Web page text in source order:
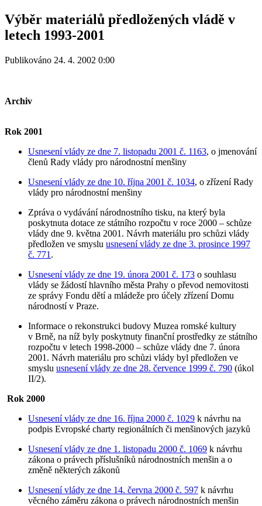
Výběr materiálů předložených vládě v
letech 1993-2001
Publikováno 24. 4. 2002 0:00
Archiv
Rok 2001
Usnesení vlády ze dne 7. listopadu 2001 č. 1163, o jmenování
členů Rady vlády pro národnostní menšiny
Usnesení vlády ze dne 10. října 2001 č. 1034, o zřízení Rady
vlády pro národnostní menšiny
Zpráva o vydávání národnostního tisku, na který byla
poskytnuta dotace ze státního rozpočtu v roce 2000 – schůze
vlády dne 9. května 2001. Návrh materiálu pro schůzi vlády
předložen ve smyslu usnesení vlády ze dne 3. prosince 1997
č. 771 .
Usnesení vlády ze dne 19. února 2001 č. 173 o souhlasu
vlády se žádostí hlavního města Prahy o převod nemovitosti
ze správy Fondu dětí a mládeže pro účely zřízení Domu
národností v Praze.
Informace o rekonstrukci budovy Muzea romské kultury
v Brně, na níž byly poskytnuty finanční prostředky ze státního
rozpočtu v letech 1998-2000 – schůze vlády dne 7. února
2001. Návrh materiálu pro schůzi vlády byl předložen ve
smyslu usnesení vlády ze dne 28. července 1999 č. 790 (úkol
II/2).
Rok 2000
Usnesení vlády ze dne 16. října 2000 č. 1029 k návrhu na
podpis Evropské charty regionálních či menšinových jazyků
Usnesení vlády ze dne 1. listopadu 2000 č. 1069 k návrhu
zákona o právech příslušníků národnostních menšin a o
změně některých zákonů
Usnesení vlády ze dne 14. června 2000 č. 597 k návrhu
věcného záměru zákona o právech národnostních menšin